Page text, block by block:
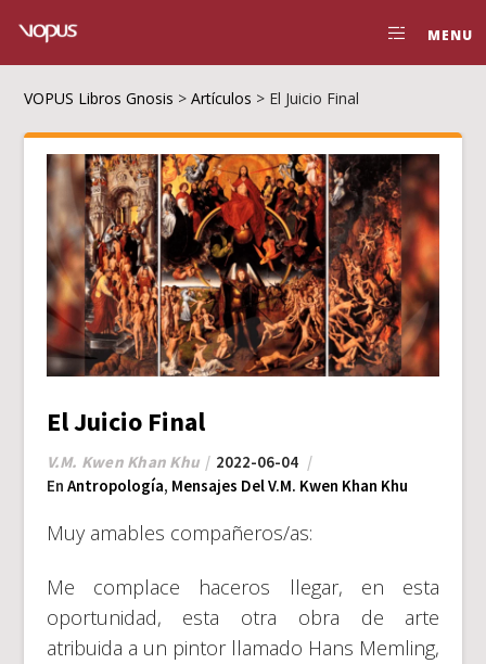
MENU
VOPUS Libros Gnosis >Artículos > El Juicio Final
El Juicio Final
V.M. Kwen Khan Khu
2022-06-04
En Antropología, Mensajes Del V.M. Kwen Khan Khu
Muy amables compañeros/as:
Me complace haceros llegar, en esta
oportunidad, esta otra obra de arte
atribuida a un pintor llamado Hans Memling,